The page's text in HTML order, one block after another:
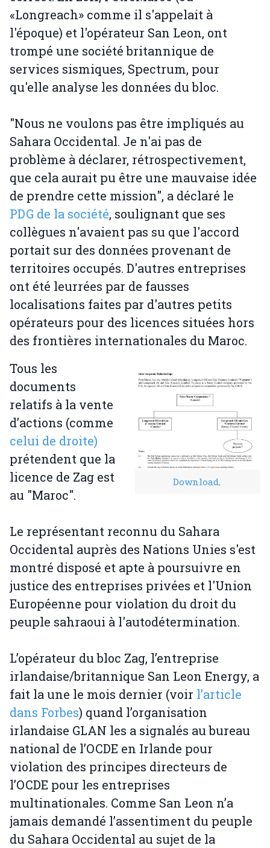
«Longreach» comme il s'appelait à
l'époque) et l'opérateur San Leon, ont
trompé une société britannique de
services sismiques, Spectrum, pour
qu'elle analyse les données du bloc.
"Nous ne voulons pas être impliqués au
Sahara Occidental. Je n'ai pas de
problème à déclarer, rétrospectivement,
que cela aurait pu être une mauvaise idée
de prendre cette mission", a déclaré le
PDG de la société, soulignant que ses
collègues n'avaient pas su que l'accord
portait sur des données provenant de
territoires occupés. D'autres entreprises
ont été leurrées par de fausses
localisations faites par d'autres petits
opérateurs pour des licences situées hors
des frontières internationales du Maroc.
Download
Tous les
documents
relatifs à la vente
d’actions (comme
celui de droite)
prétendent que la
licence de Zag est
au "Maroc".
Le représentant reconnu du Sahara
Occidental auprès des Nations Unies s'est
montré disposé et apte à poursuivre en
justice des entreprises privées et l'Union
Européenne pour violation du droit du
peuple sahraoui à l'autodétermination.
L’opérateur du bloc Zag, l’entreprise
irlandaise/britannique San Leon Energy, a
fait la une le mois dernier (voir l’article
dans Forbes) quand l’organisation
irlandaise GLAN les a signalés au bureau
national de l’OCDE en Irlande pour
violation des principes directeurs de
l’OCDE pour les entreprises
multinationales. Comme San Leon n’a
jamais demandé l’assentiment du peuple
du Sahara Occidental au sujet de la